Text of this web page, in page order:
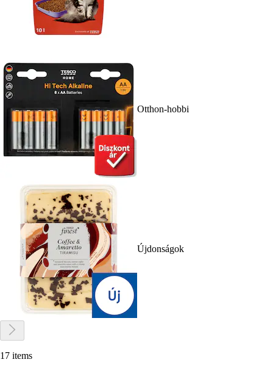
Otthon-hobbi
Újdonságok
17 items